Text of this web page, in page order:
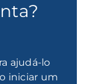
ajudá-lo
iniciar um